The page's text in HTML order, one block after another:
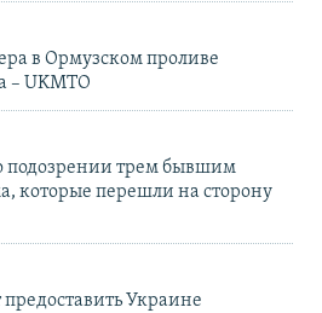
в Ормузском проливе
– UKMTO
подозрении трем бывшим
которые перешли на сторону
Украине